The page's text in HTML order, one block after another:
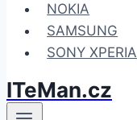
NOKIA
SAMSUNG
SONY XPERIA
ITeMan.cz